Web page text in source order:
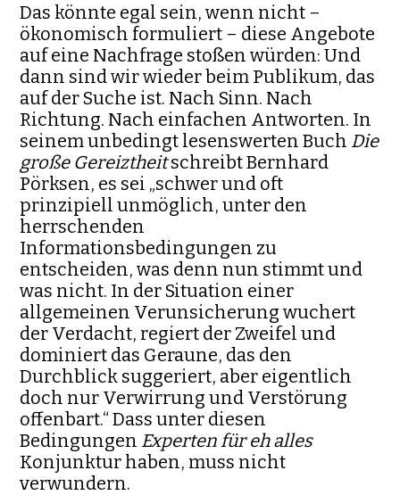
Das könnte egal sein, wenn nicht –
ökonomisch formuliert – diese Angebote
auf eine Nachfrage stoßen würden: Und
dann sind wir wieder beim Publikum, das
auf der Suche ist. Nach Sinn. Nach
Richtung. Nach einfachen Antworten. In
seinem unbedingt lesenswerten Buch Die
große Gereiztheitschreibt Bernhard
Pörksen, es sei „schwer und oft
prinzipiell unmöglich, unter den
herrschenden
Informationsbedingungen zu
entscheiden, was denn nun stimmt und
was nicht. In der Situation einer
allgemeinen Verunsicherung wuchert
der Verdacht, regiert der Zweifel und
dominiert das Geraune, das den
Durchblick suggeriert, aber eigentlich
doch nur Verwirrung und Verstörung
offenbart.“ Dass unter diesen
Bedingungen Experten für eh alles
Konjunktur haben, muss nicht
verwundern.